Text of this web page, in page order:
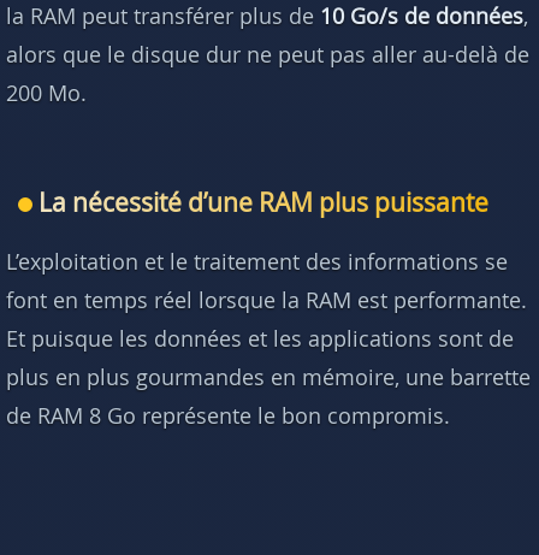
la RAM peut transférer plus de 10 Go/s de données,
alors que le disque dur ne peut pas aller au-delà de
200 Mo.
La nécessité d’une RAM plus puissante
L’exploitation et le traitement des informations se
font en temps réel lorsque la RAM est performante.
Et puisque les données et les applications sont de
plus en plus gourmandes en mémoire, une barrette
de RAM 8 Go représente le bon compromis.